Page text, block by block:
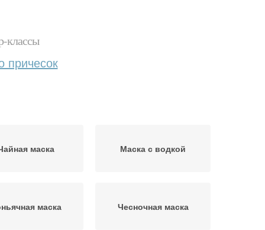
классы
причесок
маска Маска с водкой
маска Чесночная маска